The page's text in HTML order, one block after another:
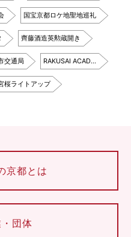
国宝京都ロケ地聖地巡礼
齊藤酒造英勲蔵開き
交通局 RAKUSAI ACAD…
桜ライトアップ
京都とは
団体